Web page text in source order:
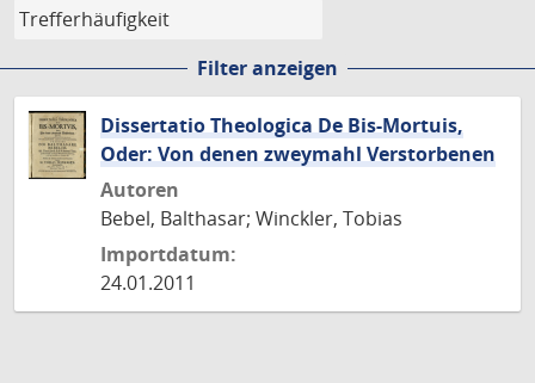
Filter anzeigen
Dissertatio Theologica De Bis-Mortuis,
Oder: Von denen zweymahl Verstorbenen
Autoren
Bebel, Balthasar; Winckler, Tobias
Importdatum:
24.01.2011